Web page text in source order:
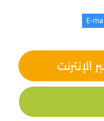
E-